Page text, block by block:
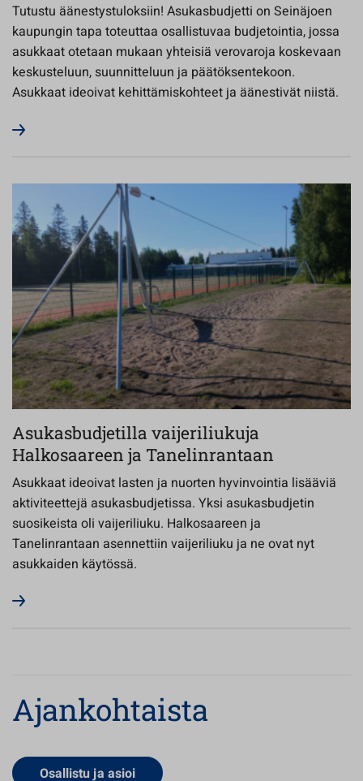
Tutustu äänestystuloksiin! Asukasbudjetti on Seinäjoen
kaupungin tapa toteuttaa osallistuvaa budjetointia, jossa
asukkaat otetaan mukaan yhteisiä verovaroja koskevaan
keskusteluun, suunnitteluun ja päätöksentekoon.
Asukkaat ideoivat kehittämiskohteet ja äänestivät niistä.
Asukasbudjetilla vaijeriliukuja
Halkosaareen ja Tanelinrantaan
Asukkaat ideoivat lasten ja nuorten hyvinvointia lisääviä
aktiviteettejä asukasbudjetissa. Yksi asukasbudjetin
suosikeista oli vaijeriliuku. Halkosaareen ja
Tanelinrantaan asennettiin vaijeriliuku ja ne ovat nyt
asukkaiden käytössä.
Ajankohtaista
Osallistu ja asioi